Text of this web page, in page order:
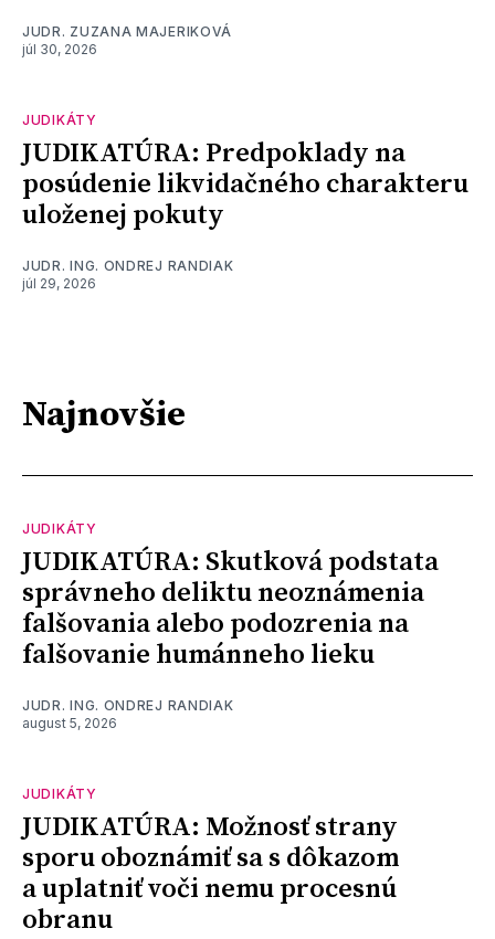
JUDR. ZUZANA MAJERIKOVÁ
júl 30, 2026
JUDIKÁTY
JUDIKATÚRA: Predpoklady na
posúdenie likvidačného charakteru
uloženej pokuty
JUDR. ING. ONDREJ RANDIAK
júl 29, 2026
Najnovšie
JUDIKÁTY
JUDIKATÚRA: Skutková podstata
správneho deliktu neoznámenia
falšovania alebo podozrenia na
falšovanie humánneho lieku
JUDR. ING. ONDREJ RANDIAK
august 5, 2026
JUDIKÁTY
JUDIKATÚRA: Možnosť strany
sporu oboznámiť sa s dôkazom
a uplatniť voči nemu procesnú
obranu